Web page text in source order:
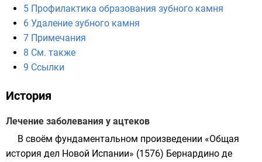
5 Профилактика образования зубного камня
6 Удаление зубного камня
7 Примечания
8 См. также
9 Ссылки
История
Лечение заболевания у ацтеков
В своём фундаментальном произведении «Общая
история дел Новой Испании» (1576) Бернардино де